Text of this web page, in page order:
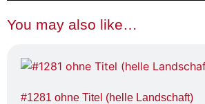
You may also like…
#1281 ohne Titel (helle Landschaft)